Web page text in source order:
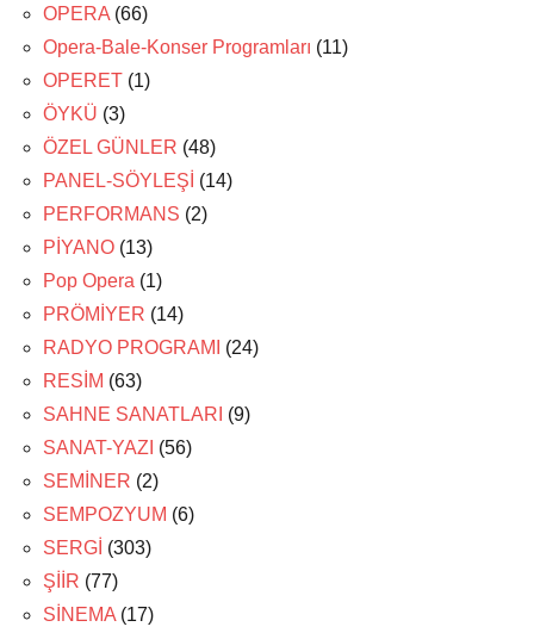
OPERA (66)
Opera-Bale-Konser Programları (11)
OPERET (1)
ÖYKÜ (3)
ÖZEL GÜNLER (48)
PANEL-SÖYLEŞİ (14)
PERFORMANS (2)
PİYANO (13)
Pop Opera (1)
PRÖMİYER (14)
RADYO PROGRAMI
(24)
RESİM (63)
SAHNE SANATLARI (9)
SANAT-YAZI (56)
SEMİNER (2)
SEMPOZYUM (6)
SERGİ (303)
ŞİİR (77)
SİNEMA (17)